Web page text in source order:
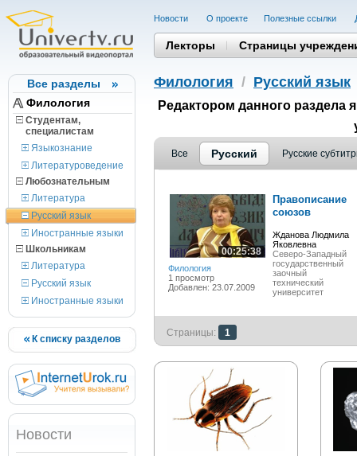
Все разделы
Филология
Студентам,
cпециалистам
Языкознание
Литературоведение
Любознательным
Литература
Русский язык
Иностранные языки
Школьникам
Литература
Русский язык
Иностранные языки
К списку разделов
Новости
Новости О проекте Полезные cсылки
Лекторы Страницы
Филология / Русский язык
Редактором данного раздела
Все Русский Русские
00:25:38
Филология
1 просмотр
Добавлен: 23.07.2009
Правописание
союзов
Жданова Людмила
Яковлевна
Северо-Западный
государственный
заочный
технический
университет
Страницы: 1